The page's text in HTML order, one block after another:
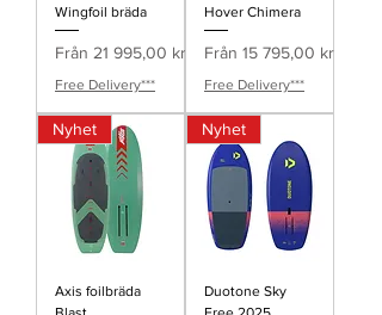
Wingfoil bräda
Från 21 995,00 kr
Reapris
Free Delivery***
Hover Chimera
Från 15 795,00 kr
Reapris
Free Delivery***
Nyhet
Axis foilbräda
Nyhet
Duotone Sky